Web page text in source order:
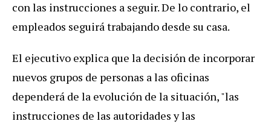
con las instrucciones a seguir. De lo contrario, el
empleados seguirá trabajando desde su casa.
El ejecutivo explica que la decisión de incorporar
nuevos grupos de personas a las oficinas
dependerá de la evolución de la situación, "las
instrucciones de las autoridades y las